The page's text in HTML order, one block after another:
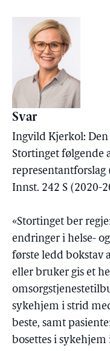
Svar
Ingvild Kjerkol:
Stortinget følgende
representantforslag
Innst. 242 S (2020-
«Stortinget ber
endringer i helse-
første ledd bokstav
eller bruker gis et
sykehjem i strid
beste, samt
bosettes i